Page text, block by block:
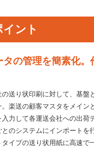
ント
の管理を簡素化。
送り状印刷に対して、基盤
。楽送の顧客マスタをメイン
入力して各運送会社への出荷
とのシステムにインポートを
タイプの送り状用紙に高速で